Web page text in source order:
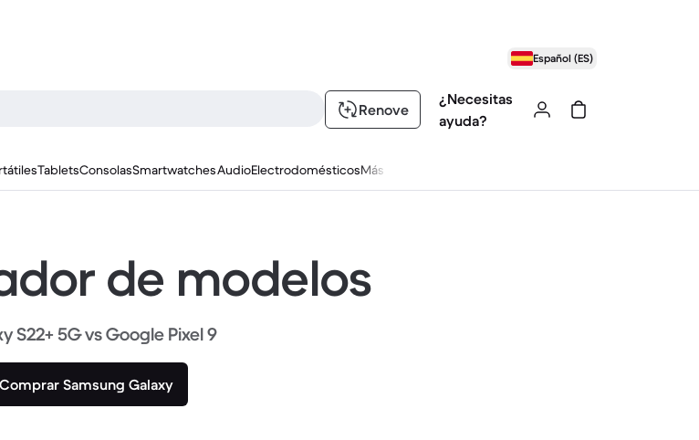
Español (ES)
Renove
¿Necesitas
ayuda?
TabletsConsolasSmartwatchesAudioElectrodomésticosMás
de modelos
S22+ 5G vs Google Pixel 9
Comprar Samsung Galaxy